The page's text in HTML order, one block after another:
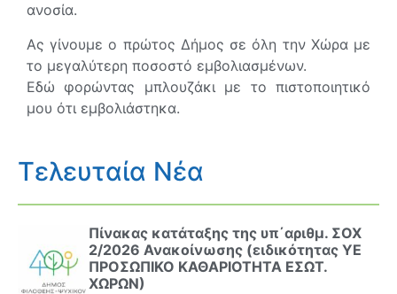
ανοσία.
Ας γίνουμε ο πρώτος Δήμος σε όλη την Χώρα με
το μεγαλύτερη ποσοστό εμβολιασμένων.
Εδώ φορώντας μπλουζάκι με το πιστοποιητικό
μου ότι εμβολιάστηκα.
Τελευταία Νέα
Πίνακας κατάταξης της υπ΄αριθμ. ΣΟΧ
2/2026 Ανακοίνωσης (ειδικότητας ΥΕ
ΠΡΟΣΩΠΙΚΟ ΚΑΘΑΡΙΟΤΗΤΑ ΕΣΩΤ.
ΧΩΡΩΝ)